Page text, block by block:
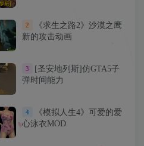
2
《求生之路2》沙漠之鹰
新的攻击动画
3
[圣安地列斯]仿GTA5子
弹时间能力
4
《模拟人生4》可爱的爱
心泳衣MOD
2
《求生之路2》沙漠之鹰
新的攻击动画
3
[圣安地列斯]仿GTA5子
弹时间能力
4
《模拟人生4》可爱的爱
心泳衣MOD